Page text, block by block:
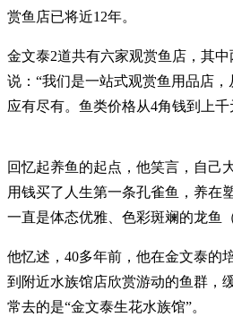
赏鱼店已将近12年。
金文泰2道共有六家观赏鱼店，其
说：“我们是一站式观赏鱼用品店
应有尽有。鱼类价格从4角钱到上千
回忆起养鱼的起点，他笑言，自己
用钱买了人生第一条孔雀鱼，养在
一直是体态优雅、色彩斑斓的龙鱼（
他忆述，40多年前，他在金文泰的
到附近水族馆店欣赏游动的鱼群，
常去的是“金文泰生花水族馆”。